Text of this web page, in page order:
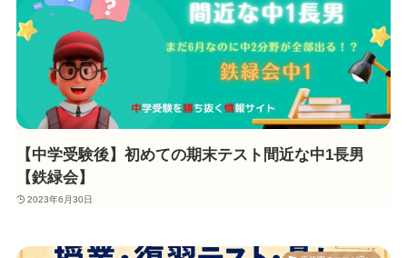
【中学受験後】初めての期末テスト間近な中1長男
【鉄緑会】
2023年6月30日